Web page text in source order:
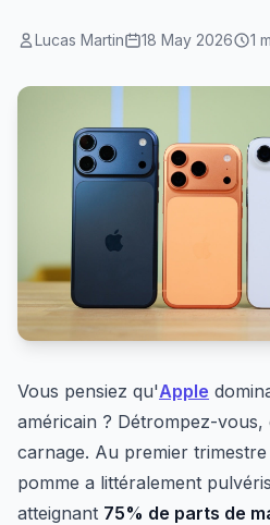
Lucas Martin 18 May 2026 1
Vous pensiez qu'Apple
américain ? Détrompez-
carnage. Au premier
pomme a littéralement
atteignant 75% de parts de